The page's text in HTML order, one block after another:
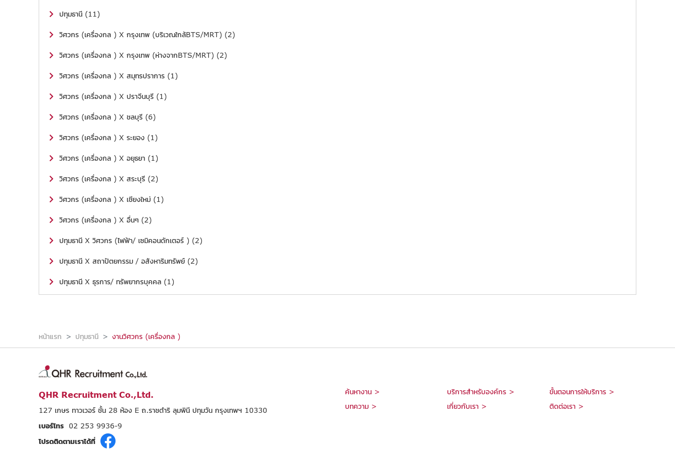
ปทุมธานี (11)
วิศวกร (เครื่องกล ) X กรุงเทพ (บริเวณใกล้BTS/MRT) (2)
วิศวกร (เครื่องกล ) X กรุงเทพ (ห่างจากBTS/MRT) (2)
วิศวกร (เครื่องกล ) X สมุทรปราการ (1)
วิศวกร (เครื่องกล ) X ปราจีนบุรี (1)
วิศวกร (เครื่องกล ) X ชลบุรี (6)
วิศวกร (เครื่องกล ) X ระยอง (1)
วิศวกร (เครื่องกล ) X อยุธยา (1)
วิศวกร (เครื่องกล ) X สระบุรี (2)
วิศวกร (เครื่องกล ) X เชียงใหม่ (1)
วิศวกร (เครื่องกล ) X อื่นๆ (2)
ปทุมธานี X วิศวกร (ไฟฟ้า/ เซมิคอนดักเตอร์ ) (2)
ปทุมธานี X สถาปัตยกรรม / อสังหาริมทรัพย์ (2)
ปทุมธานี X ธุรการ/ ทรัพยากรบุคคล (1)
หน้าแรก ปทุมธานี งานวิศวกร (เครื่องกล )
QHR Recruitment Co.,Ltd.
127 เกษร ทาวเวอร์ ชั้น 28 ห้อง E ถ.ราชดำริ ลุมพินี ปทุมวัน กรุงเทพฯ 10330
เบอร์โทร
02 253 9936-9
โปรดติดตามเราได้ที่
ค้นหางาน > บริการสำหรับองค์กร >
ขั้นตอนการให้บริการ >
บทความ >
เกี่ยวกับเรา > ติดต่อเรา >